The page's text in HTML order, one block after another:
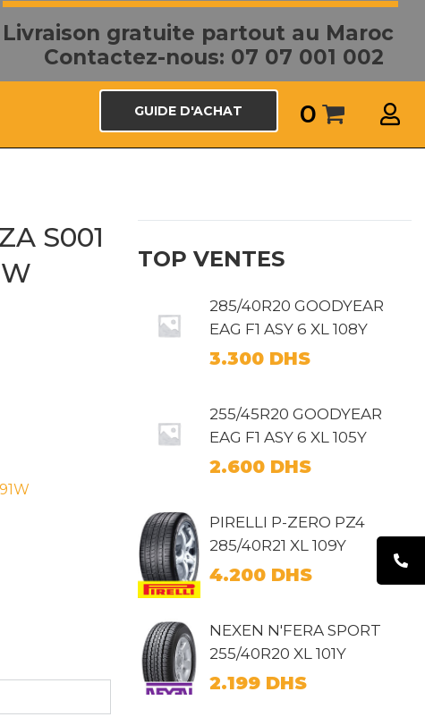
Livraison gratuite partout au Maroc
Contactez-nous: 07 07 001 002
GUIDE D'ACHAT 0
S001
TOP VENTES
285/40R20 GOODYEAR
EAG F1 ASY 6 XL 108Y
3.300 DHS
255/45R20 GOODYEAR
EAG F1 ASY 6 XL 105Y
2.600 DHS
PIRELLI P-ZERO PZ4
285/40R21 XL 109Y
4.200 DHS
NEXEN N'FERA SPORT
255/40R20 XL 101Y
2.199 DHS